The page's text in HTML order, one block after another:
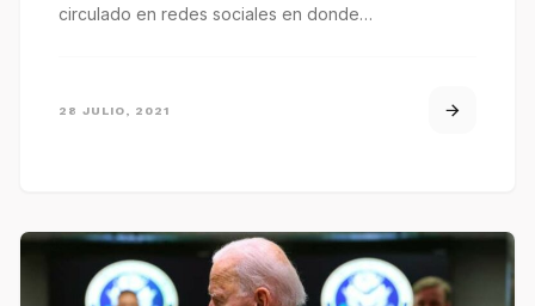
circulado en redes sociales en donde…
28 JULIO, 2021